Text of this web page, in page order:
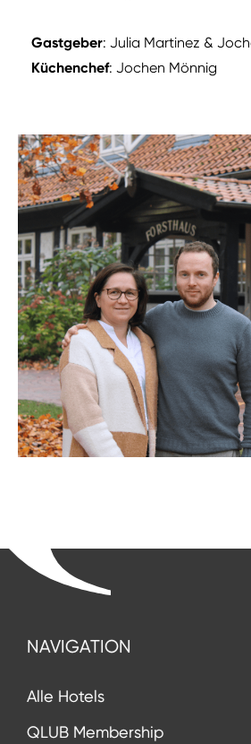
Gastgeber: Julia Martinez &
Küchenchef: Jochen Mönnig
NAVIGATION
Alle Hotels
QLUB Membership